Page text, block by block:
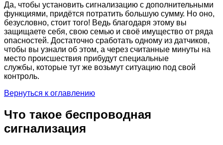
Да, чтобы установить сигнализацию с дополнительными
функциями, придётся потратить большую сумму. Но оно,
безусловно, стоит того! Ведь благодаря этому вы
защищаете себя, свою семью и своё имущество от ряда
опасностей. Достаточно сработать одному из датчиков,
чтобы вы узнали об этом, а через считанные минуты на
место происшествия прибудут специальные
службы, которые тут же возьмут ситуацию под свой
контроль.
Вернуться к оглавлению
Что такое беспроводная
сигнализация